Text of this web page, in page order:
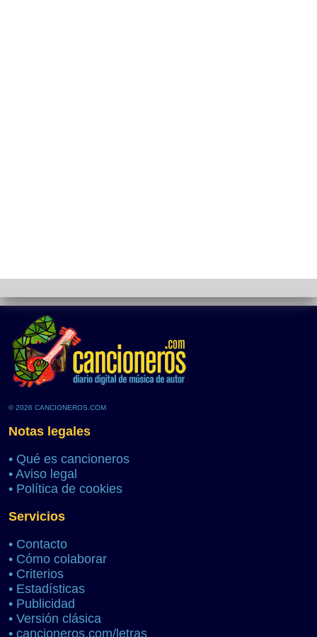
© 2026 CANCIONEROS.COM
Notas legales
• Qué es cancioneros
• Aviso legal
• Política de cookies
Servicios
• Contacto
• Cómo colaborar
• Criterios
• Estadísticas
• Publicidad
• Versión clásica
• cancioneros.com/letras